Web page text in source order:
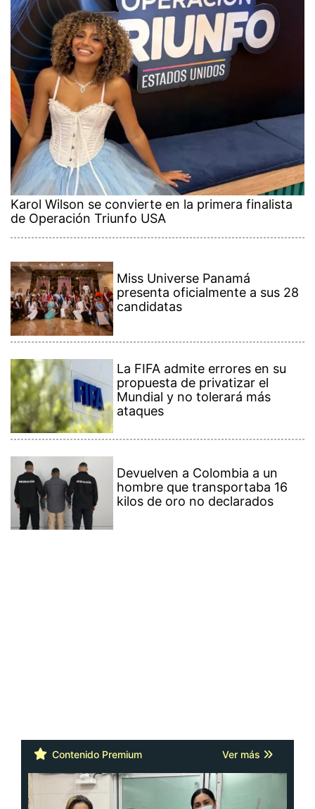
Karol Wilson se convierte en la primera finalista
de Operación Triunfo USA
Miss Universe Panamá
presenta oficialmente a sus 28
candidatas
La FIFA admite errores en su
propuesta de privatizar el
Mundial y no tolerará más
ataques
Devuelven a Colombia a un
hombre que transportaba 16
kilos de oro no declarados
Contenido Premium Ver más